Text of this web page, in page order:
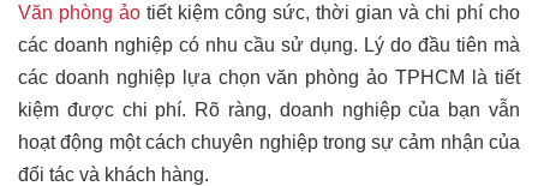
Văn phòng ảo tiết kiệm công sức, thời gian và chi phí cho
các doanh nghiệp có nhu cầu sử dụng. Lý do đầu tiên mà
các doanh nghiệp lựa chọn văn phòng ảo TPHCM là tiết
kiệm được chi phí. Rõ ràng, doanh nghiệp của bạn vẫn
hoạt động một cách chuyên nghiệp trong sự cảm nhận của
đối tác và khách hàng.